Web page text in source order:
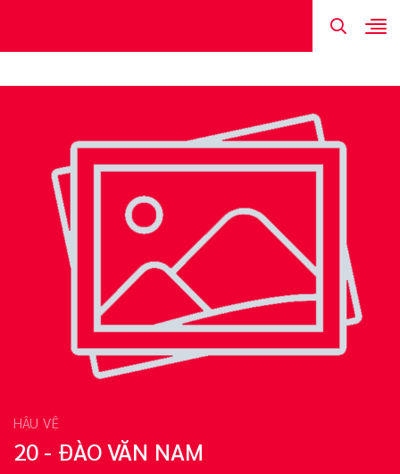
KẾT QUẢ
ĐÀO VĂN
HẬU VỆ
20 - ĐÀO VĂN NAM